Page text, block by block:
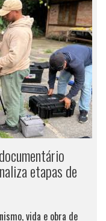
etapas de
vida e obra de